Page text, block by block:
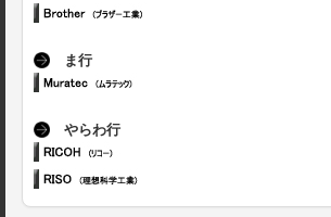
ま行
やらわ行